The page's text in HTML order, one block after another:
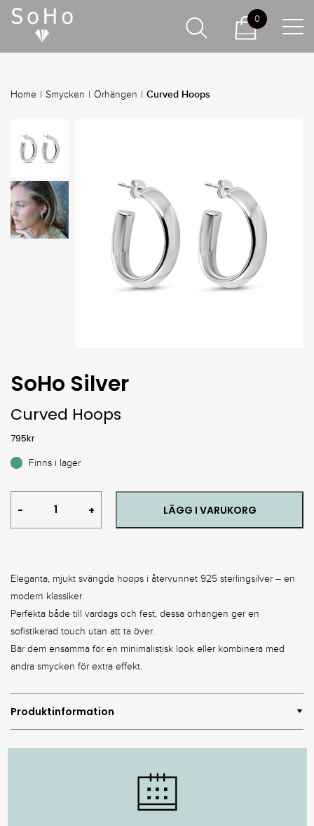
Home | Smycken | Örhängen | Curved Hoops
SoHo Silver
Curved Hoops
795kr
Finns i lager
Hoops
quantity
LÄGG I VARUKORG
Eleganta, mjukt svängda hoops i återvunnet 925 sterlingsilver – en
modern klassiker.
Perfekta både till vardags och fest, dessa örhängen ger en
sofistikerad touch utan att ta över.
Bär dem ensamma för en minimalistisk look eller kombinera med
andra smycken för extra effekt.
Produktinformation
0